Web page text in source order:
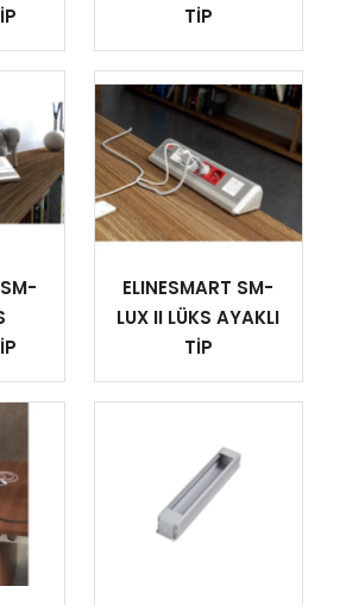
TİP
ELINESMART SM-
LUX II LÜKS AYAKLI
TİP